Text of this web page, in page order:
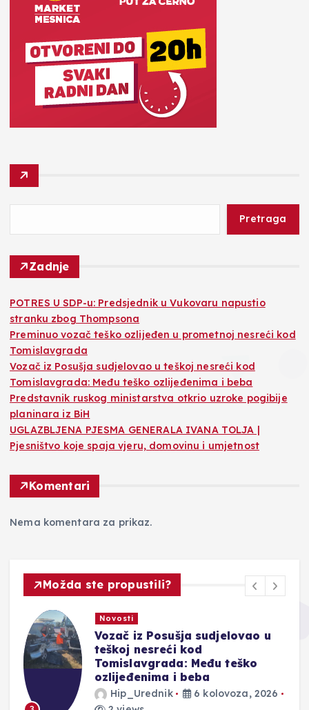
Pretraga
Zadnje
POTRES U SDP-u: Predsjednik u Vukovaru napustio
stranku zbog Thompsona
Preminuo vozač teško ozlijeđen u prometnoj nesreći kod
Tomislavgrada
Vozač iz Posušja sudjelovao u teškoj nesreći kod
Tomislavgrada: Među teško ozlijeđenima i beba
Predstavnik ruskog ministarstva otkrio uzroke pogibije
planinara iz BiH
UGLAZBLJENA PJESMA GENERALA IVANA TOLJA |
Pjesništvo koje spaja vjeru, domovinu i umjetnost
Komentari
Nema komentara za prikaz.
Možda ste propustili?
Novosti
Vozač iz Posušja sudjelovao u
teškoj nesreći kod
Tomislavgrada: Među teško
ozlijeđenima i beba
Hip_Urednik
6 kolovoza, 2026